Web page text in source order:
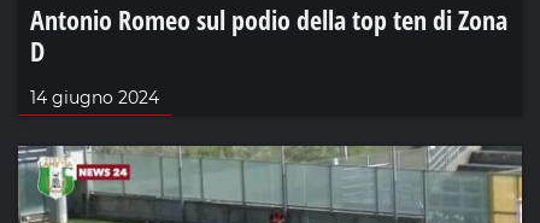
Antonio Romeo sul podio della top ten di Zona
D
14 giugno 2024